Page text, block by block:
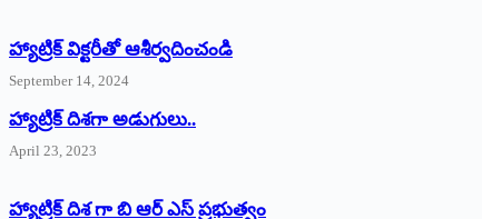
హ్యాట్రిక్‌ ‌విక్టరీతో ఆశీర్వదించండి
September 14, 2024
‌హ్యాట్రిక్‌ ‌దిశగా అడుగులు..
April 23, 2023
హ్యాట్రిక్ దిశ గా బి ఆర్ ఎస్ ప్రభుత్వం